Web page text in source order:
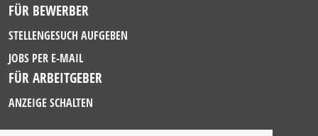
FÜR BEWERBER
STELLENGESUCH AUFGEBEN
JOBS PER E-MAIL
FÜR ARBEITGEBER
ANZEIGE SCHALTEN